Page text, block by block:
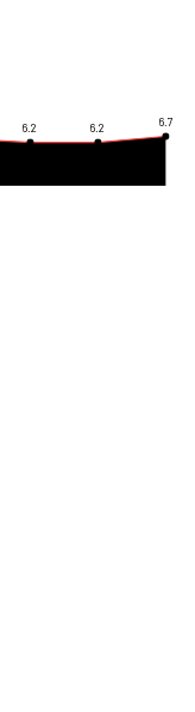
6.2 6.2 6.7